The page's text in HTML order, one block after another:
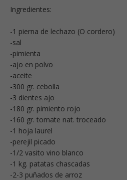
Ingredientes:
-1 pierna de lechazo (O cordero)
-sal
-pimienta
-ajo en polvo
-aceite
-300 gr. cebolla
-3 dientes ajo
-180 gr. pimiento rojo
-160 gr. tomate nat. troceado
-1 hoja laurel
-perejil picado
-1/2 vasito vino blanco
-1 kg. patatas chascadas
-2-3 puñados de arroz